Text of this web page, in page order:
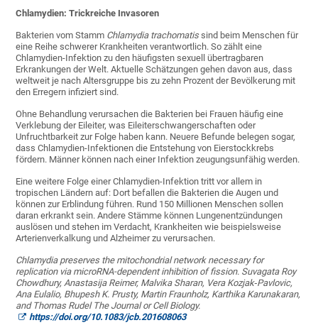
Chlamydien: Trickreiche Invasoren
Bakterien vom Stamm Chlamydia trachomatissind beim Menschen für
eine Reihe schwerer Krankheiten verantwortlich. So zählt eine
Chlamydien-Infektion zu den häufigsten sexuell übertragbaren
Erkrankungen der Welt. Aktuelle Schätzungen gehen davon aus, dass
weltweit je nach Altersgruppe bis zu zehn Prozent der Bevölkerung mit
den Erregern infiziert sind.
Ohne Behandlung verursachen die Bakterien bei Frauen häufig eine
Verklebung der Eileiter, was Eileiterschwangerschaften oder
Unfruchtbarkeit zur Folge haben kann. Neuere Befunde belegen sogar,
dass Chlamydien-Infektionen die Entstehung von Eierstockkrebs
fördern. Männer können nach einer Infektion zeugungsunfähig werden.
Eine weitere Folge einer Chlamydien-Infektion tritt vor allem in
tropischen Ländern auf: Dort befallen die Bakterien die Augen und
können zur Erblindung führen. Rund 150 Millionen Menschen sollen
daran erkrankt sein. Andere Stämme können Lungenentzündungen
auslösen und stehen im Verdacht, Krankheiten wie beispielsweise
Arterienverkalkung und Alzheimer zu verursachen.
Chlamydia preserves the mitochondrial network necessary for
replication via microRNA-dependent inhibition of fission. Suvagata Roy
Chowdhury, Anastasija Reimer, Malvika Sharan, Vera Kozjak‑Pavlovic,
Ana Eulalio, Bhupesh K. Prusty, Martin Fraunholz, Karthika Karunakaran,
and Thomas Rudel The Journal or Cell Biology.
https://doi.org/10.1083/jcb.201608063